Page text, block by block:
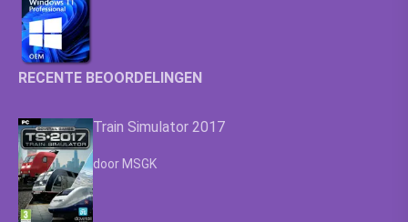
RECENTE BEOORDELINGEN
Train Simulator 2017
Waardering
door MSGK